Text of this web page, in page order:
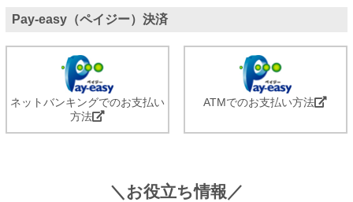
Pay-easy（ペイジー）決済
ネットバンキングでのお支払い
方法
ATMでのお支払い方法
＼お役立ち情報／